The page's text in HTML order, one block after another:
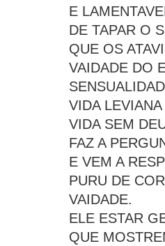
E
DE TAPAR O
QUE OS
VAIDADE DO
VIDA
VIDA SEM
FAZ A
E VEM A
PURU DE
VAIDADE.
ELE ESTAR
QUE